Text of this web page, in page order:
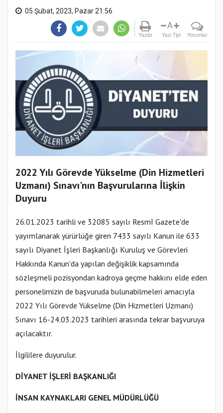
05 Şubat, 2023, Pazar 21:56
Yazdır
A
Yazı Tipi Yorumlar
2022 Yılı Görevde Yükselme (Din Hizmetleri
Uzmanı) Sınavı'nın Başvurularına İlişkin
Duyuru
26.01.2023 tarihli ve 32085 sayılı Resmî Gazete'de
yayımlanarak yürürlüğe giren 7433 sayılı Kanun ile 633
sayılı Diyanet İşleri Başkanlığı Kuruluş ve Görevleri
Hakkında Kanun'da yapılan değişiklik kapsamında
sözleşmeli pozisyondan kadroya geçme hakkını elde eden
personelimizin de başvuruda bulunabilmeleri amacıyla
2022 Yılı Görevde Yükselme (Din Hizmetleri Uzmanı)
Sınavı 16-24.03.2023 tarihleri arasında tekrar başvuruya
açılacaktır.
İlgililere duyurulur.
DİYANET İŞLERİ BAŞKANLIĞI
İNSAN KAYNAKLARI GENEL MÜDÜRLÜĞÜ​